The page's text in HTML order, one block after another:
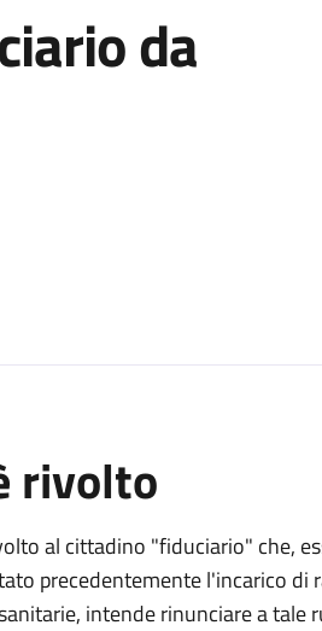
da
rivolto
al cittadino "fiduciario" che,
precedentemente l'incarico di
intende rinunciare a tale